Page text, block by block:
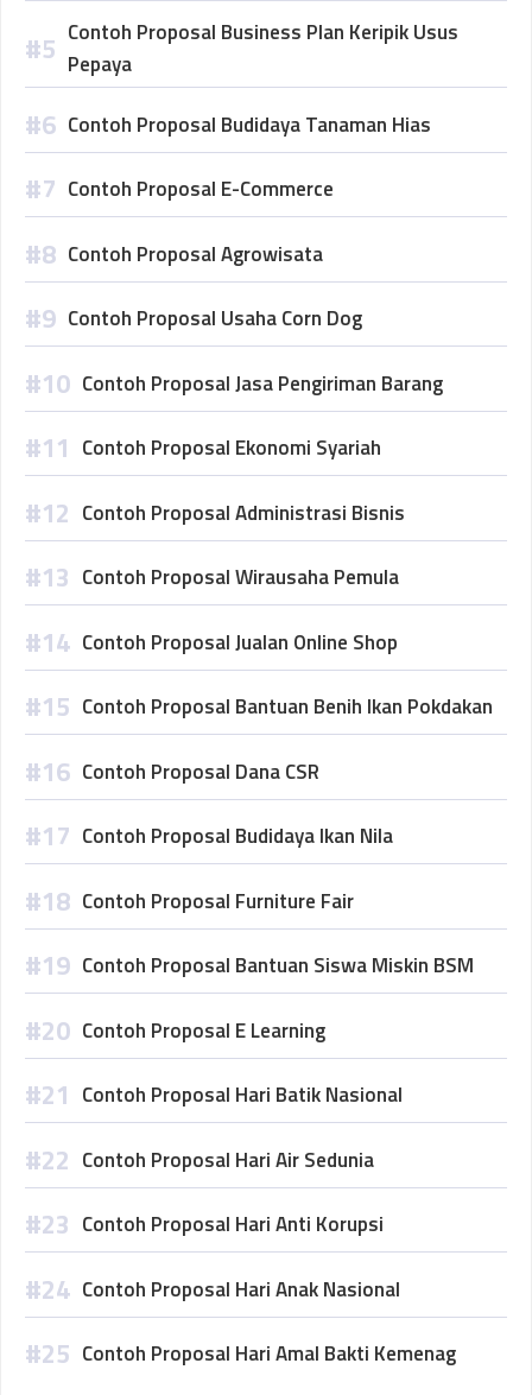
Contoh Proposal Business Plan Keripik Usus
Pepaya
Contoh Proposal Budidaya Tanaman Hias
Contoh Proposal E-Commerce
Contoh Proposal Agrowisata
Contoh Proposal Usaha Corn Dog
Contoh Proposal Jasa Pengiriman Barang
Contoh Proposal Ekonomi Syariah
Contoh Proposal Administrasi Bisnis
Contoh Proposal Wirausaha Pemula
Contoh Proposal Jualan Online Shop
Contoh Proposal Bantuan Benih Ikan Pokdakan
Contoh Proposal Dana CSR
Contoh Proposal Budidaya Ikan Nila
Contoh Proposal Furniture Fair
Contoh Proposal Bantuan Siswa Miskin BSM
Contoh Proposal E Learning
Contoh Proposal Hari Batik Nasional
Contoh Proposal Hari Air Sedunia
Contoh Proposal Hari Anti Korupsi
Contoh Proposal Hari Anak Nasional
Contoh Proposal Hari Amal Bakti Kemenag